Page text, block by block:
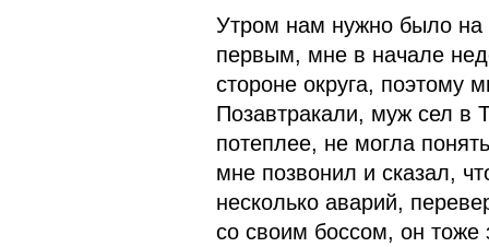
Утром нам нужно было на
первым, мне в начале
стороне округа,
Позавтракали, муж сел в
потеплее, не могла
мне позвонил и сказал,
несколько аварий,
со своим боссом, он тоже